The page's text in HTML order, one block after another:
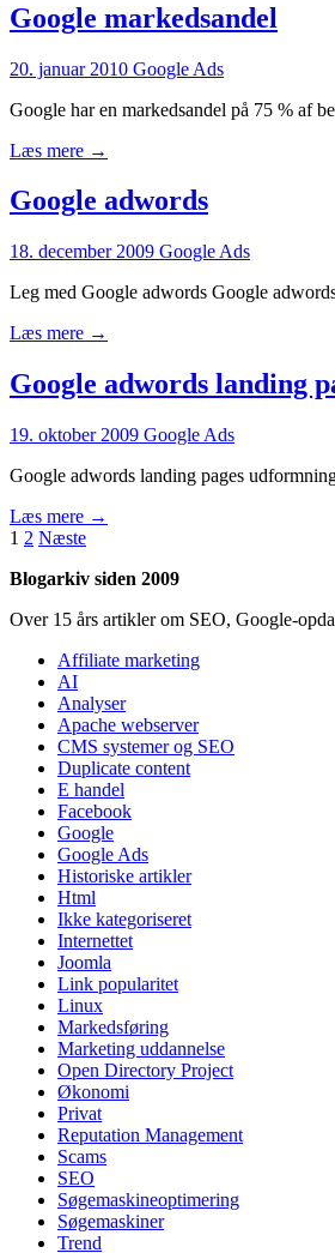
Google markedsandel
20. januar 2010 Google Ads
Google har en markedsandel på 75 % af
Læs mere →
Google adwords
18. december 2009 Google Ads
Leg med Google adwords Google
Læs mere →
Google adwords landing
19. oktober 2009 Google Ads
Google adwords landing pages
Læs mere →
Indlægsinddeling
1 2 Næste
Blogarkiv siden 2009
Over 15 års artikler om SEO, Google-
Affiliate marketing
AI
Analyser
Apache webserver
CMS systemer og SEO
Duplicate content
E handel
Facebook
Google
Google Ads
Historiske artikler
Html
Ikke kategoriseret
Internettet
Joomla
Link popularitet
Linux
Markedsføring
Marketing uddannelse
Open Directory Project
Økonomi
Privat
Reputation Management
Scams
SEO
Søgemaskineoptimering
Søgemaskiner
Trend